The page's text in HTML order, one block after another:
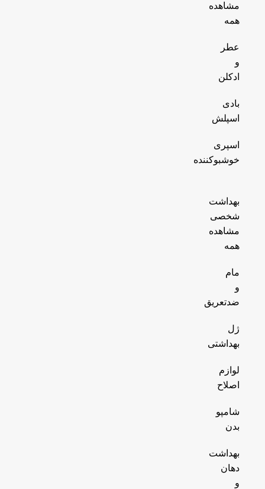
مشاهده
همه
عطر
و
ادکلن
بادی
اسپلش
اسپری
خوشبوکننده
بهداشت
شخصی
مشاهده
همه
مام
و
ضدتعریق
ژل
بهداشتی
لوازم
اصلاح
شامپو
بدن
بهداشت
دهان
و